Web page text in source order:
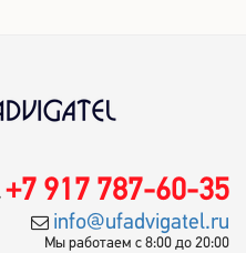
+7 917 787-60-35
info@ufadvigatel.ru
Мы работаем с 8:00 до 20:00